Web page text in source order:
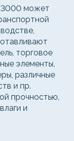
может
торговое
элементы,
различные
и пр.
прочностью,
и